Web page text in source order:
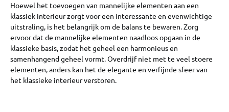
Hoewel het toevoegen van mannelijke elementen aan een
klassiek interieur zorgt voor een interessante en evenwichtige
uitstraling, is het belangrijk om de balans te bewaren. Zorg
ervoor dat de mannelijke elementen naadloos opgaan in de
klassieke basis, zodat het geheel een harmonieus en
samenhangend geheel vormt. Overdrijf niet met te veel stoere
elementen, anders kan het de elegante en verfijnde sfeer van
het klassieke interieur verstoren.